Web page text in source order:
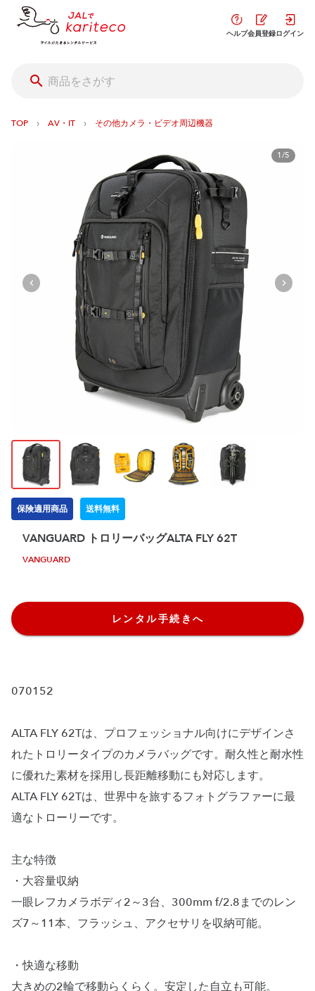
ヘルプ会員登録ログイン
TOP › AV・IT › その他カメラ・ビデオ周辺機器
1/5
保険適用商品 送料無料
VANGUARD トロリーバッグALTA FLY 62T
VANGUARD
レンタル手続きへ
070152
ALTA FLY 62Tは、プロフェッショナル向けにデザインさ
れたトロリータイプのカメラバッグです。耐久性と耐水性
に優れた素材を採用し長距離移動にも対応します。
ALTA FLY 62Tは、世界中を旅するフォトグラファーに最
適なトローリーです。
主な特徴
・大容量収納
一眼レフカメラボディ2～3台、300mm f/2.8までのレン
ズ7～11本、フラッシュ、アクセサリを収納可能。
・快適な移動
大きめの2輪で移動らくらく。安定した自立も可能。